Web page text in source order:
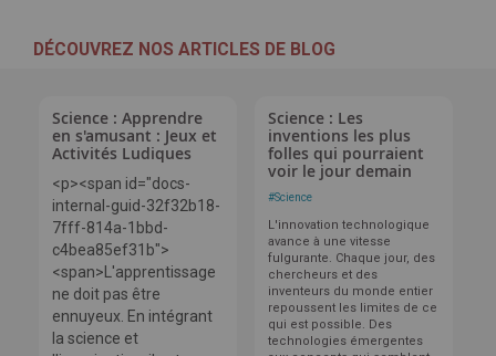
DÉCOUVREZ NOS ARTICLES DE BLOG
Science : Apprendre
en s'amusant : Jeux et
Activités Ludiques
<p><span id="docs-
internal-guid-32f32b18-
7fff-814a-1bbd-
c4bea85ef31b">
<span>L'apprentissage
ne doit pas être
ennuyeux. En intégrant
la science et
Science : Les
inventions les plus
folles qui pourraient
voir le jour demain
#Science
L'innovation technologique
avance à une vitesse
fulgurante. Chaque jour, des
chercheurs et des
inventeurs du monde entier
repoussent les limites de ce
qui est possible. Des
technologies émergentes